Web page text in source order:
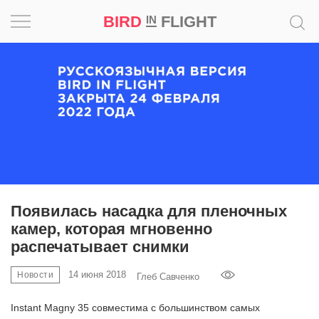
BIRD INFLIGHT
Появилась насадка для пленочных
камер, которая мгновенно
распечатывает снимки
Новости 14 июня 2018 Глеб Савченко
Instant Magny 35 совместима с большинством самых